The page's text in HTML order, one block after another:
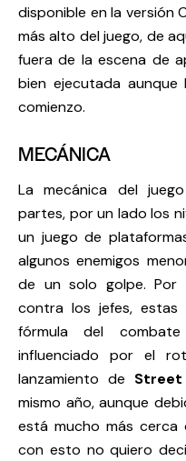
disponible en la versión
más alto del juego, de
fuera de la escena de
bien ejecutada
comienzo.
MECÁNICA
La mecánica del
partes, por un lado los
un juego de
algunos enemigos
de un solo golpe.
contra los jefes, estas
fórmula del
influenciado por el
lanzamiento de
mismo año, aunque
está mucho más cerca
con esto no quiero